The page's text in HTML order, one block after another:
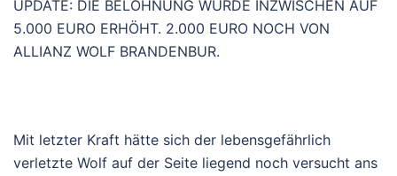
UPDATE: DIE BELOHNUNG WURDE INZWISCHEN AUF
5.000 EURO ERHÖHT. 2.000 EURO NOCH VON
ALLIANZ WOLF BRANDENBUR.
Mit letzter Kraft hätte sich der lebensgefährlich
verletzte Wolf auf der Seite liegend noch versucht ans